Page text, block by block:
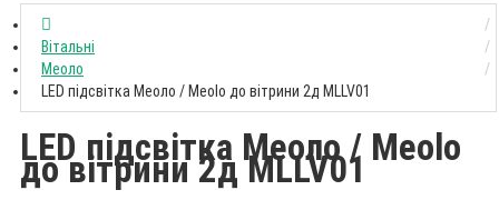
Вітальні
Меоло
LED підсвітка Меоло / Meolo до вітрини 2д MLLV01
LED підсвітка Меоло / Meolo
до вітрини 2д MLLV01